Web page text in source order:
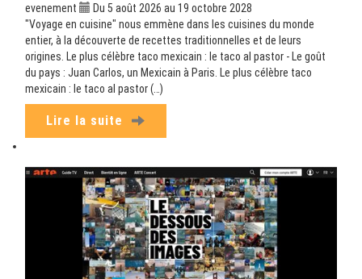
evenement
Du 5 août 2026 au 19 octobre 2028
"Voyage en cuisine" nous emmène dans les cuisines du monde
entier, à la découverte de recettes traditionnelles et de leurs
origines. Le plus célèbre taco mexicain : le taco al pastor - Le goût
du pays : Juan Carlos, un Mexicain à Paris. Le plus célèbre taco
mexicain : le taco al pastor (…)
Lire la suite